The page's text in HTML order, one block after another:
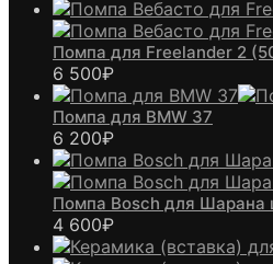
Помпа для Freelander 2
6 500₽
Помпа для BMW 37
6 200₽
Помпа Bosch для Шарана
4 600₽